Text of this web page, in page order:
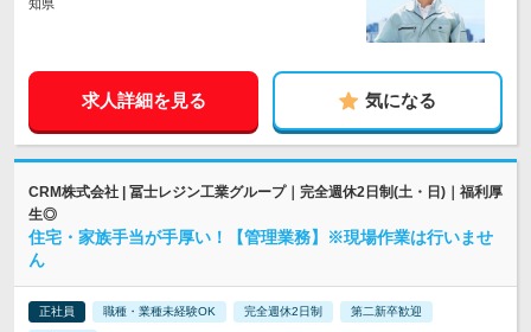
知県
求人詳細を見る 気になる
CRM株式会社 | 冨士レジン工業グループ｜完全週休2日制(土・日)｜福利厚
生◎
住宅・家族手当が手厚い！【管理業務】※現場作業は行いませ
ん
正社員 職種・業種未経験OK 完全週休2日制 第二新卒歓迎